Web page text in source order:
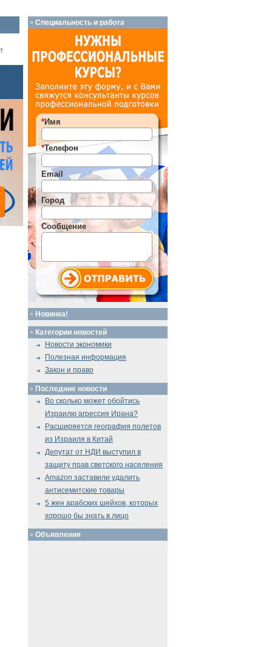
Специальность и работа
*Имя
*Телефон
Email
Город
Сообщение
Новинка!
Категории новостей
Новости экономики
Полезная информация
Закон и право
Последние новости
Во сколько может обойтись
Израилю агрессия Ирана?
Расширяется география полетов
из Израиля в Китай
Депутат от НДИ выступил в
защиту прав светского населения
Amazon заставили удалить
антисемитские товары
5 жен арабских шейхов, которых
хорошо бы знать в лицо
Объявления